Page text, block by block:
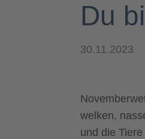
Du
30.11.2023
welken,
und die